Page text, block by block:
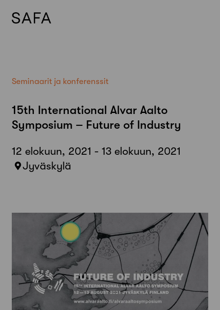
Seminaarit ja konferenssit
15th International Alvar Aalto
Symposium – Future of Industry
12 elokuun, 2021 - 13 elokuun, 2021
Jyväskylä